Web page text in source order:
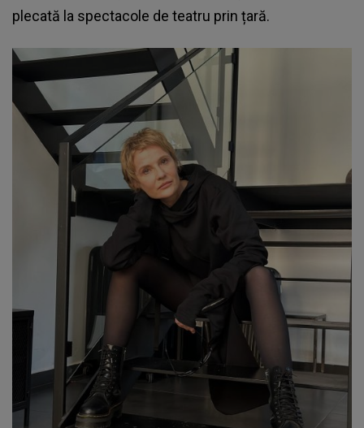
plecată la spectacole de teatru prin țară.